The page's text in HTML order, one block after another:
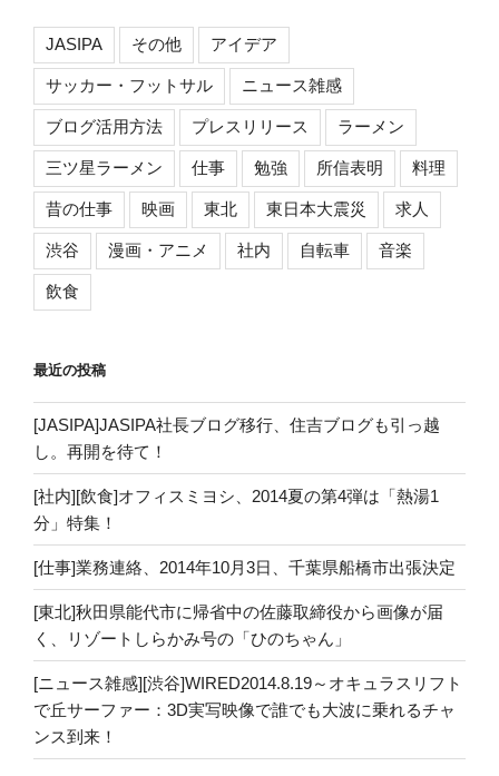
JASIPA その他 アイデア
サッカー・フットサル ニュース雑感
ブログ活用方法 プレスリリース ラーメン
三ツ星ラーメン 仕事 勉強 所信表明 料理
昔の仕事 映画 東北 東日本大震災 求人
渋谷 漫画・アニメ 社内 自転車 音楽
飲食
最近の投稿
[JASIPA]JASIPA社長ブログ移行、住吉ブログも引っ越
し。再開を待て！
[社内][飲食]オフィスミヨシ、2014夏の第4弾は「熱湯1
分」特集！
[仕事]業務連絡、2014年10月3日、千葉県船橋市出張決定
[東北]秋田県能代市に帰省中の佐藤取締役から画像が届
く、リゾートしらかみ号の「ひのちゃん」
[ニュース雑感][渋谷]WIRED2014.8.19～オキュラスリフト
で丘サーファー：3D実写映像で誰でも大波に乗れるチャ
ンス到来！